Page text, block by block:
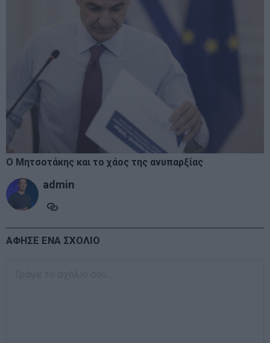
Ο Μητσοτάκης και το χάος της ανυπαρξίας
admin
ΑΦΗΣΕ ΕΝΑ ΣΧΟΛΙΟ